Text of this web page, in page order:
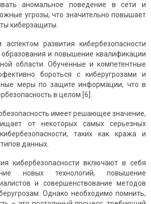
аномальное поведение в сети и
угрозы, что значительно повышает
киберзащиты.
развития кибербезопасности
и повышение квалификации
области. Обученные и компетентные
бороться с киберугрозами и
меры по защите информации, что в
в целом [6].
имеет решающее значение,
от некоторых самых серьезных
таких как кража и
данных.
кибербезопасности включают в себя
новых технологий, повышение
и совершенствование методов
Однако необходимо помнить,